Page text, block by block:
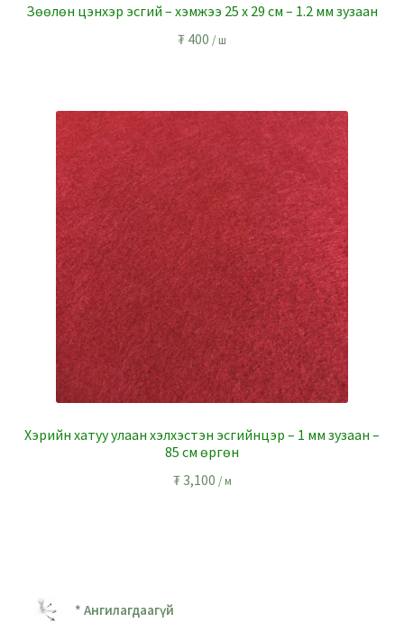
Зөөлөн цэнхэр эсгий – хэмжээ 25 x 29 см – 1.2 мм зузаан
₮ 400 / ш
Хэрийн хатуу улаан хэлхэстэн эсгийнцэр – 1 мм зузаан –
85 см өргөн
₮3,100 / м
* Ангилагдаагүй